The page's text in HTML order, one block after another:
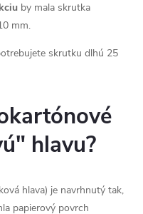
by mala skrutka
mm.
skrutku dlhú 25
hlavu?
hlava) je navrhnutý tak,
papierový povrch